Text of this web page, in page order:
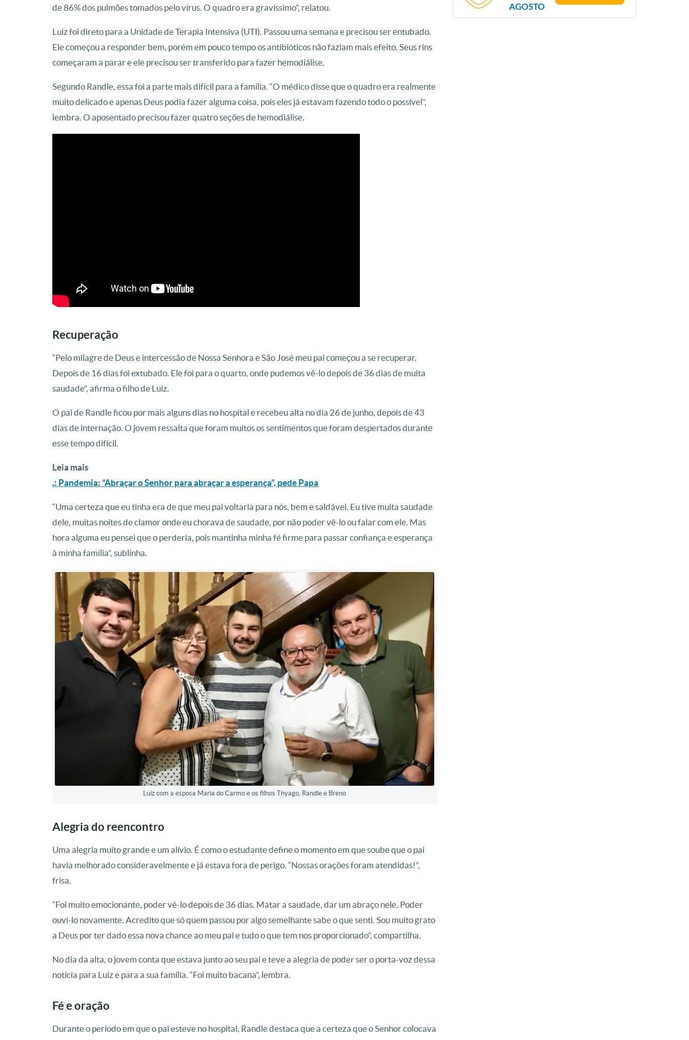
de 86% dos pulmões tomados pelo vírus. O quadro era gravíssimo”, relatou.
Luiz foi direto para a Unidade de Terapia Intensiva (UTI). Passou uma semana e precisou ser entubado.
Ele começou a responder bem, porém em pouco tempo os antibióticos não faziam mais efeito. Seus rins
começaram a parar e ele precisou ser transferido para fazer hemodiálise.
Segundo Randle, essa foi a parte mais difícil para a família. “O médico disse que o quadro era realmente
muito delicado e apenas Deus podia fazer alguma coisa, pois eles já estavam fazendo todo o possível”,
lembra. O aposentado precisou fazer quatro seções de hemodiálise.
Recuperação
“Pelo milagre de Deus e intercessão de Nossa Senhora e São José meu pai começou a se recuperar.
Depois de 16 dias foi extubado. Ele foi para o quarto, onde pudemos vê-lo depois de 36 dias de muita
saudade”, afirma o filho de Luiz.
O pai de Randle ficou por mais alguns dias no hospital e recebeu alta no dia 26 de junho, depois de 43
dias de internação. O jovem ressalta que foram muitos os sentimentos que foram despertados durante
esse tempo difícil.
Leia mais
.: Pandemia: “Abraçar o Senhor para abraçar a esperança”, pede Papa
“Uma certeza que eu tinha era de que meu pai voltaria para nós, bem e saldável. Eu tive muita saudade
dele, muitas noites de clamor onde eu chorava de saudade, por não poder vê-lo ou falar com ele. Mas
hora alguma eu pensei que o perderia, pois mantinha minha fé firme para passar confiança e esperança
à minha família”, sublinha.
Luiz com a esposa Maria do Carmo e os filhos Thyago, Randle e Breno
Alegria do reencontro
Uma alegria muito grande e um alívio. É como o estudante define o momento em que soube que o pai
havia melhorado consideravelmente e já estava fora de perigo. “Nossas orações foram atendidas!”,
frisa.
“Foi muito emocionante, poder vê-lo depois de 36 dias. Matar a saudade, dar um abraço nele. Poder
ouvi-lo novamente. Acredito que só quem passou por algo semelhante sabe o que senti. Sou muito grato
a Deus por ter dado essa nova chance ao meu pai e tudo o que tem nos proporcionado”, compartilha.
No dia da alta, o jovem conta que estava junto ao seu pai e teve a alegria de poder ser o porta-voz dessa
notícia para Luiz e para a sua família. “Foi muito bacana”, lembra.
Fé e oração
Durante o período em que o pai esteve no hospital, Randle destaca que a certeza que o Senhor colocava
AGOSTO